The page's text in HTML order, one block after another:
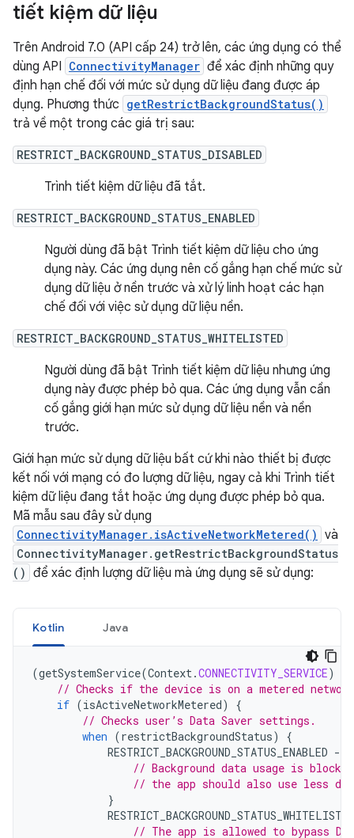
tiết kiệm dữ liệu
Trên Android 7.0 (API cấp 24) trở lên, các ứng dụng có thể
dùng API ConnectivityManager để xác định những quy
định hạn chế đối với mức sử dụng dữ liệu đang được áp
dụng. Phương thức getRestrictBackgroundStatus()
trả về một trong các giá trị sau:
RESTRICT_BACKGROUND_STATUS_DISABLED
Trình tiết kiệm dữ liệu đã tắt.
RESTRICT_BACKGROUND_STATUS_ENABLED
Người dùng đã bật Trình tiết kiệm dữ liệu cho ứng
dụng này. Các ứng dụng nên cố gắng hạn chế mức sử
dụng dữ liệu ở nền trước và xử lý linh hoạt các hạn
chế đối với việc sử dụng dữ liệu nền.
RESTRICT_BACKGROUND_STATUS_WHITELISTED
Người dùng đã bật Trình tiết kiệm dữ liệu nhưng ứng
dụng này được phép bỏ qua. Các ứng dụng vẫn cần
cố gắng giới hạn mức sử dụng dữ liệu nền và nền
trước.
Giới hạn mức sử dụng dữ liệu bất cứ khi nào thiết bị được
kết nối với mạng có đo lượng dữ liệu, ngay cả khi Trình tiết
kiệm dữ liệu đang tắt hoặc ứng dụng được phép bỏ qua.
Mã mẫu sau đây sử dụng
ConnectivityManager.isActiveNetworkMetered() và
ConnectivityManager.getRestrictBackgroundStatus
() để xác định lượng dữ liệu mà ứng dụng sẽ sử dụng:
Kotlin Java
(getSystemService(Context.CONNECTIVITY_SERVICE)
// Checks if the device is on a metered network
if (isActiveNetworkMetered)
{
// Checks user’s Data Saver settings.
when (restrictBackgroundStatus)
{
RESTRICT_BACKGROUND_STATUS_ENABLED -
// Background data usage is
// the app should also use less
}
RESTRICT_BACKGROUND_STATUS_WHITELISTED
// The app is allowed to bypass